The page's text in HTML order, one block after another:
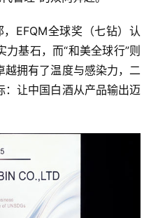
EFQM全球奖（七钻）认
基石，而“和美全球行”则
越拥有了温度与感染力，二
：让中国白酒从产品输出迈